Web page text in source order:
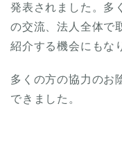
発表されました。多
の交流、法人全体で
紹介する機会にもな
多くの方の協力のお
できました。